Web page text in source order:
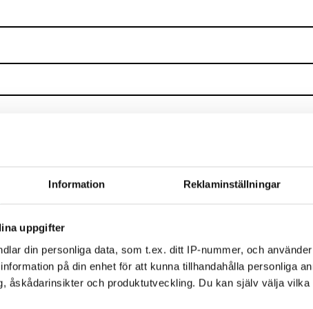
Information Reklaminställningar
uppgifter
din personliga data, som t.ex. ditt IP-nummer, och
på din enhet för att kunna tillhandahålla personliga
åskådarinsikter och produktutveckling. Du kan själv välja
och i riksdagen
argument
behov
hur delta i utvecklingsarbetet?